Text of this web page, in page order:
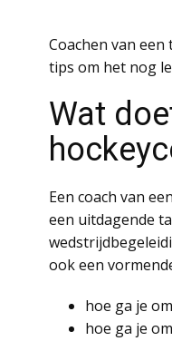
Coachen van
tips om het nog
Wat
Een coach van
een uitdagende
ook een
hoe ga je
hoe ga je